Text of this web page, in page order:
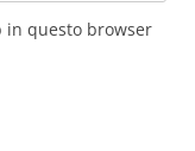
in questo browser